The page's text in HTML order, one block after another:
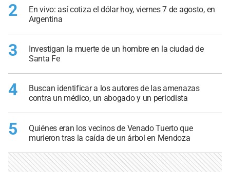
2
En vivo: así cotiza el dólar hoy, viernes 7 de agosto, en
Argentina
3
Investigan la muerte de un hombre en la ciudad de
Santa Fe
4
Buscan identificar a los autores de las amenazas
contra un médico, un abogado y un periodista
5
Quiénes eran los vecinos de Venado Tuerto que
murieron tras la caída de un árbol en Mendoza